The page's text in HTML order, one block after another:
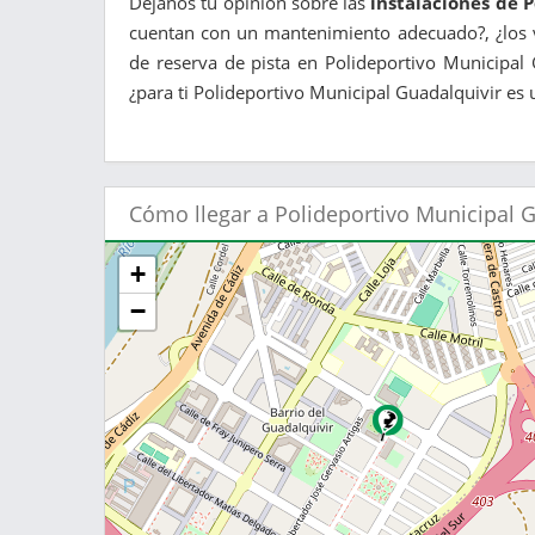
cuentan con un mantenimiento adecuado?,
de reserva de pista en Polideportivo Municipal
¿para ti Polideportivo Municipal Guadalquivir es
Cómo llegar a Polideportivo Municipal
+
−